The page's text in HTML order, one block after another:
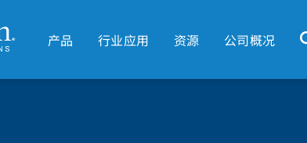
产品 行业应用 资源 公司概况